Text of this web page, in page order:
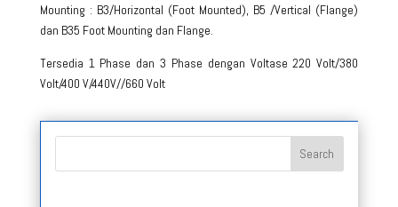
Mounting : B3/Horizontal (Foot Mounted), B5 /Vertical (Flange)
dan B35 Foot Mounting dan Flange.
Tersedia 1 Phase dan 3 Phase dengan Voltase 220 Volt/380
Volt/400 V/440V//660 Volt